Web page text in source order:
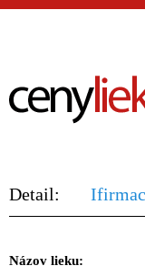
Detail:
Názov lieku: